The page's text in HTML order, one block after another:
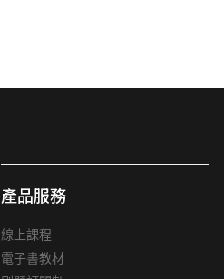
產品服務
線上課程
電子書教材